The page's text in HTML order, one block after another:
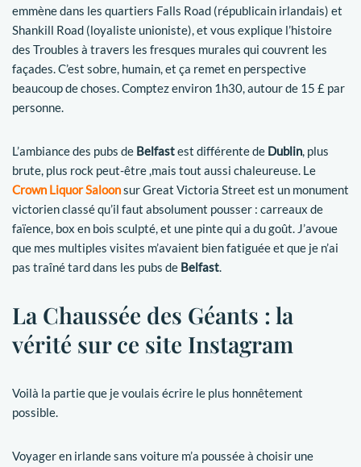
emmène dans les quartiers Falls Road (républicain irlandais) et
Shankill Road (loyaliste unioniste), et vous explique l’histoire
des Troubles à travers les fresques murales qui couvrent les
façades. C’est sobre, humain, et ça remet en perspective
beaucoup de choses. Comptez environ 1h30, autour de 15 £ par
personne.
L’ambiance des pubs de Belfastest différente de Dublin, plus
brute, plus rock peut-être ,mais tout aussi chaleureuse. Le
Crown Liquor Saloonsur Great Victoria Street est un monument
victorien classé qu’il faut absolument pousser : carreaux de
faïence, box en bois sculpté, et une pinte qui a du goût. J’avoue
que mes multiples visites m’avaient bien fatiguée et que je n’ai
pas traîné tard dans les pubs de Belfast.
La Chaussée des Géants : la
vérité sur ce site Instagram
Voilà la partie que je voulais écrire le plus honnêtement
possible.
Voyager en irlande sans voiture m’a poussée à choisir une